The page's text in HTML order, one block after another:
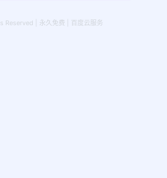
Reserved | 永久免费 | 百度云服务